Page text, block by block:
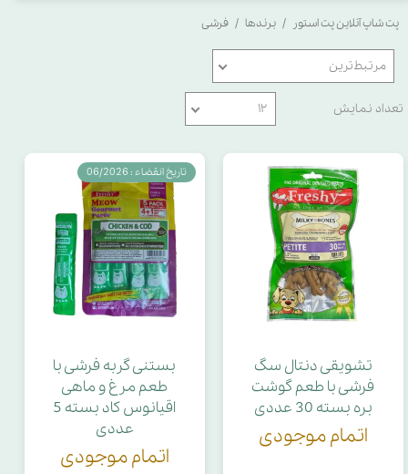
پت شاپ آنلاین پت استور برندها فرشی
مرتبط‌ترین
تعداد نمایش ۱۲
تشویقی دنتال سگ
فرشی با طعم گوشت
بره بسته 30 عددی
اتمام موجودی
بستنی گربه فرشی با
طعم مرغ و ماهی
اقیانوس کاد بسته 5
عددی
اتمام موجودی
تاریخ انقضاء : 06/2026